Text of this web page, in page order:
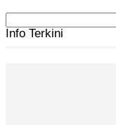
Info Terkini